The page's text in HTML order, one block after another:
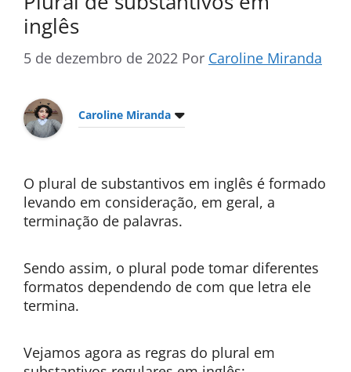
inglês
5 de dezembro de 2022 Por Caroline Miranda
Caroline Miranda
O plural de substantivos em inglês é formado
levando em consideração, em geral, a
terminação de palavras.
Sendo assim, o plural pode tomar diferentes
formatos dependendo de com que letra ele
termina.
Vejamos agora as regras do plural em